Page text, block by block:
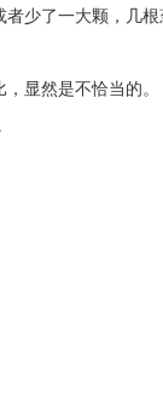
少了一大颗，几
显然是不恰当的。